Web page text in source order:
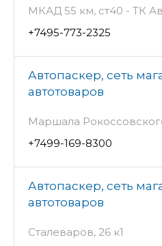
МКАД 55 км, ст40 - ТК
+7495-773-2325
Автопаскер, сеть
автотоваров
Маршала
+7499-169-8300
Автопаскер, сеть
автотоваров
Сталеваров, 26 к1